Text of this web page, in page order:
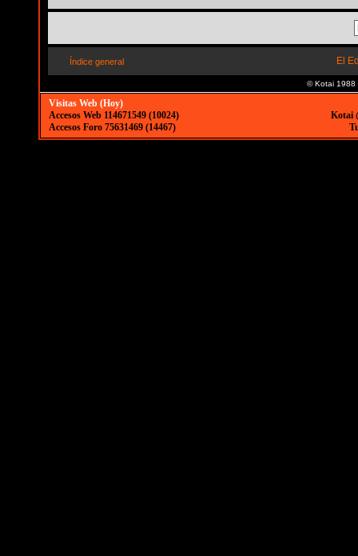
Índice general El
© Kotai 1988
Visitas Web (Hoy)
Accesos Web 114671549 (10024)
Accesos Foro 75631469 (14467)
Kotai